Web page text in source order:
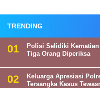
TRENDING
Polisi Selidiki
Tiga Orang Diperiksa
Keluarga Apresiasi
Tersangka Kasus